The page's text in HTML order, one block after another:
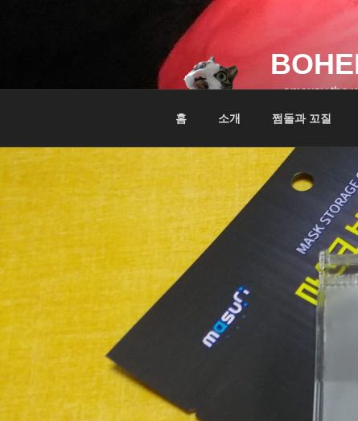
…anyway the
홈 소개 쩜돌과 꼬질